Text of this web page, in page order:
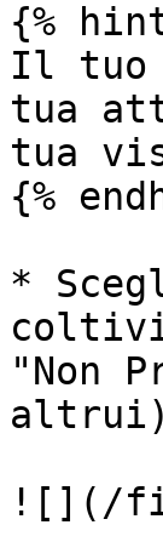
{%
Il tuo
tua
tua
{%
*
"Non
![](/